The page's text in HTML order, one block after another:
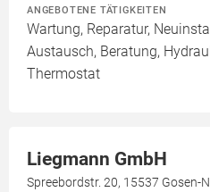
ANGEBOTENE TÄTIGKEITEN
Wartung, Reparatur,
Austausch, Beratung,
Thermostat
Liegmann GmbH
Spreebordstr. 20, 15537 Gosen-